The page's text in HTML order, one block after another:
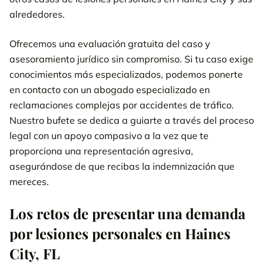
Ponte en contacto hoy mismo con nuestros abogados de
gratuito sobre accidentes
Lo que nuestros clientes satisfechos dicen de nosotros en
Google
Tipos de casos de lesiones en Florida
Llámanos 24/7800-538-4878
solicite su revisión de caso
gratis.
PÓNGASE EN CONTACTO CON NUESTRO
alrededores.
Ofrecemos una evaluación gratuita del caso y
asesoramiento jurídico sin compromiso. Si tu caso exige
conocimientos más especializados, podemos ponerte
en contacto con un abogado especializado en
reclamaciones complejas por accidentes de tráfico.
Nuestro bufete se dedica a guiarte a través del proceso
legal con un apoyo compasivo a la vez que te
proporciona una representación agresiva,
asegurándose de que recibas la indemnización que
mereces.
Los retos de presentar una demanda
por lesiones personales en Haines
City, FL